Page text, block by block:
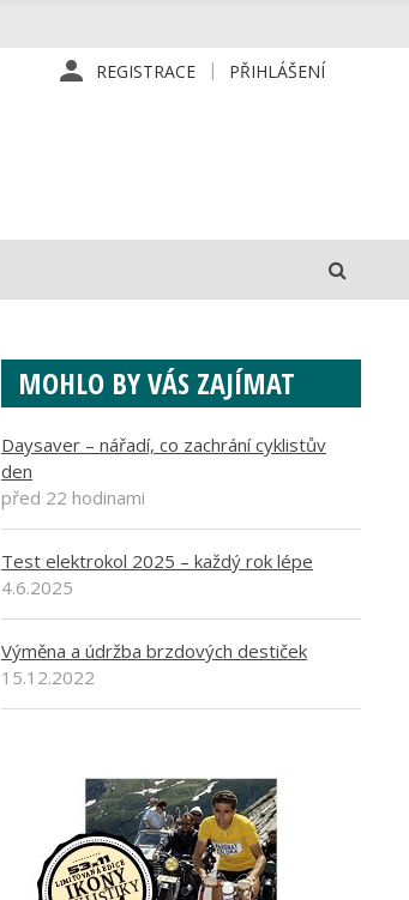
REGISTRACE PŘIHLÁŠENÍ
MOHLO BY VÁS ZAJÍMAT
Daysaver – nářadí, co zachrání cyklistův
den
před 22 hodinami
Test elektrokol 2025 – každý rok lépe
4.6.2025
Výměna a údržba brzdových destiček
15.12.2022